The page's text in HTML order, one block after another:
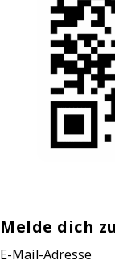
Melde dich
E-Mail-Adresse